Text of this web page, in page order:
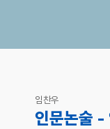
임찬우
인문논술 -